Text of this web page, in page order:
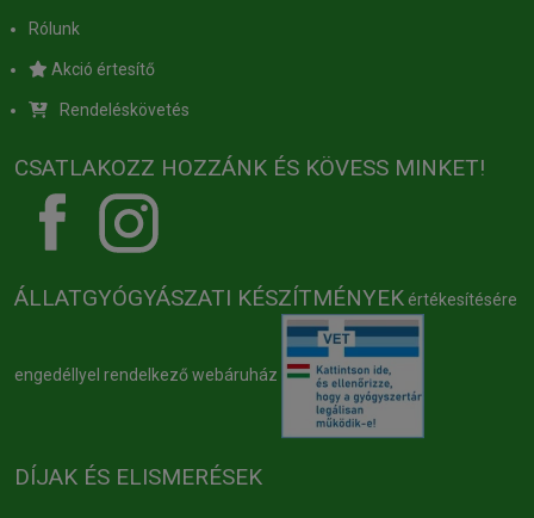
Rólunk
Akció értesítő
Rendeléskövetés
CSATLAKOZZ HOZZÁNK ÉS KÖVESS MINKET!
ÁLLATGYÓGYÁSZATI KÉSZÍTMÉNYEK értékesítésére
engedéllyel rendelkező webáruház
DÍJAK ÉS ELISMERÉSEK